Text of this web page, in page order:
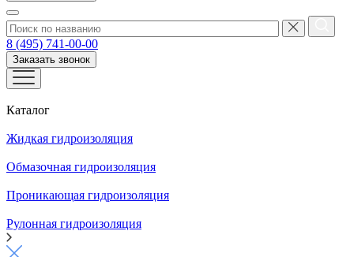
8 (495) 741-00-00
Заказать звонок
Каталог
Жидкая гидроизоляция
Обмазочная гидроизоляция
Проникающая гидроизоляция
Рулонная гидроизоляция